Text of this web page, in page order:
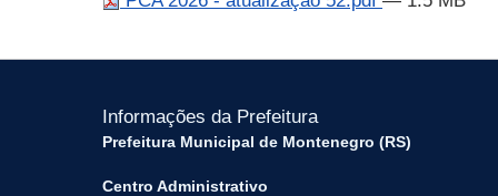
Informações da Prefeitura
Prefeitura Municipal de Montenegro (RS)
Centro Administrativo